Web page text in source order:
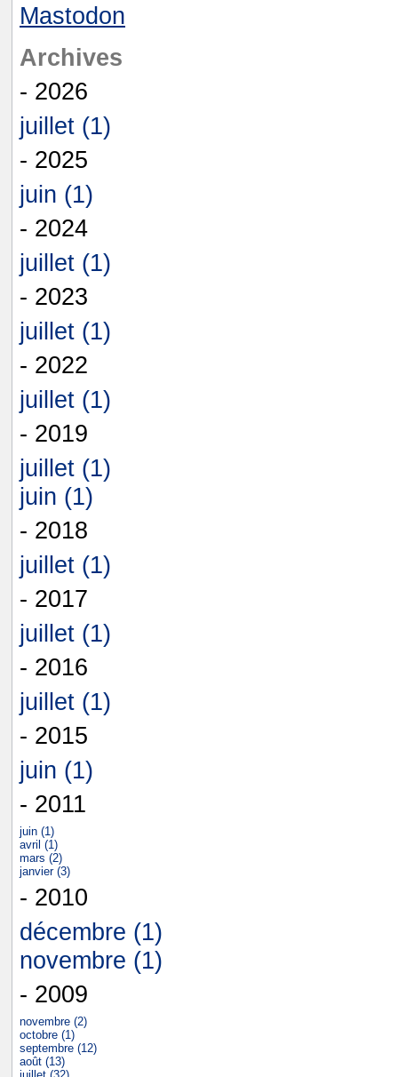
Mastodon
Archives
- 2026
juillet (1)
- 2025
juin (1)
- 2024
juillet (1)
- 2023
juillet (1)
- 2022
juillet (1)
- 2019
juillet (1)
juin (1)
- 2018
juillet (1)
- 2017
juillet (1)
- 2016
juillet (1)
- 2015
juin (1)
- 2011
juin (1)
avril (1)
mars (2)
janvier (3)
- 2010
décembre (1)
novembre (1)
- 2009
novembre (2)
octobre (1)
septembre (12)
août (13)